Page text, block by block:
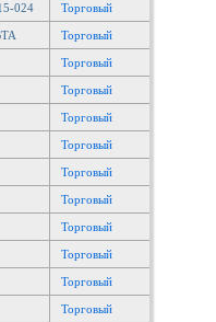
024 Торговый
Торговый
Торговый
Торговый
Торговый
Торговый
Торговый
Торговый
Торговый
Торговый
Торговый
Торговый